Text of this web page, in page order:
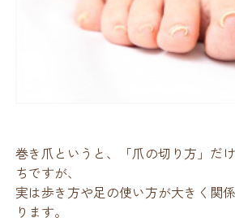
巻き爪というと、「爪の切り方」だ
ちですが、
実は歩き方や足の使い方が大きく関
ります。